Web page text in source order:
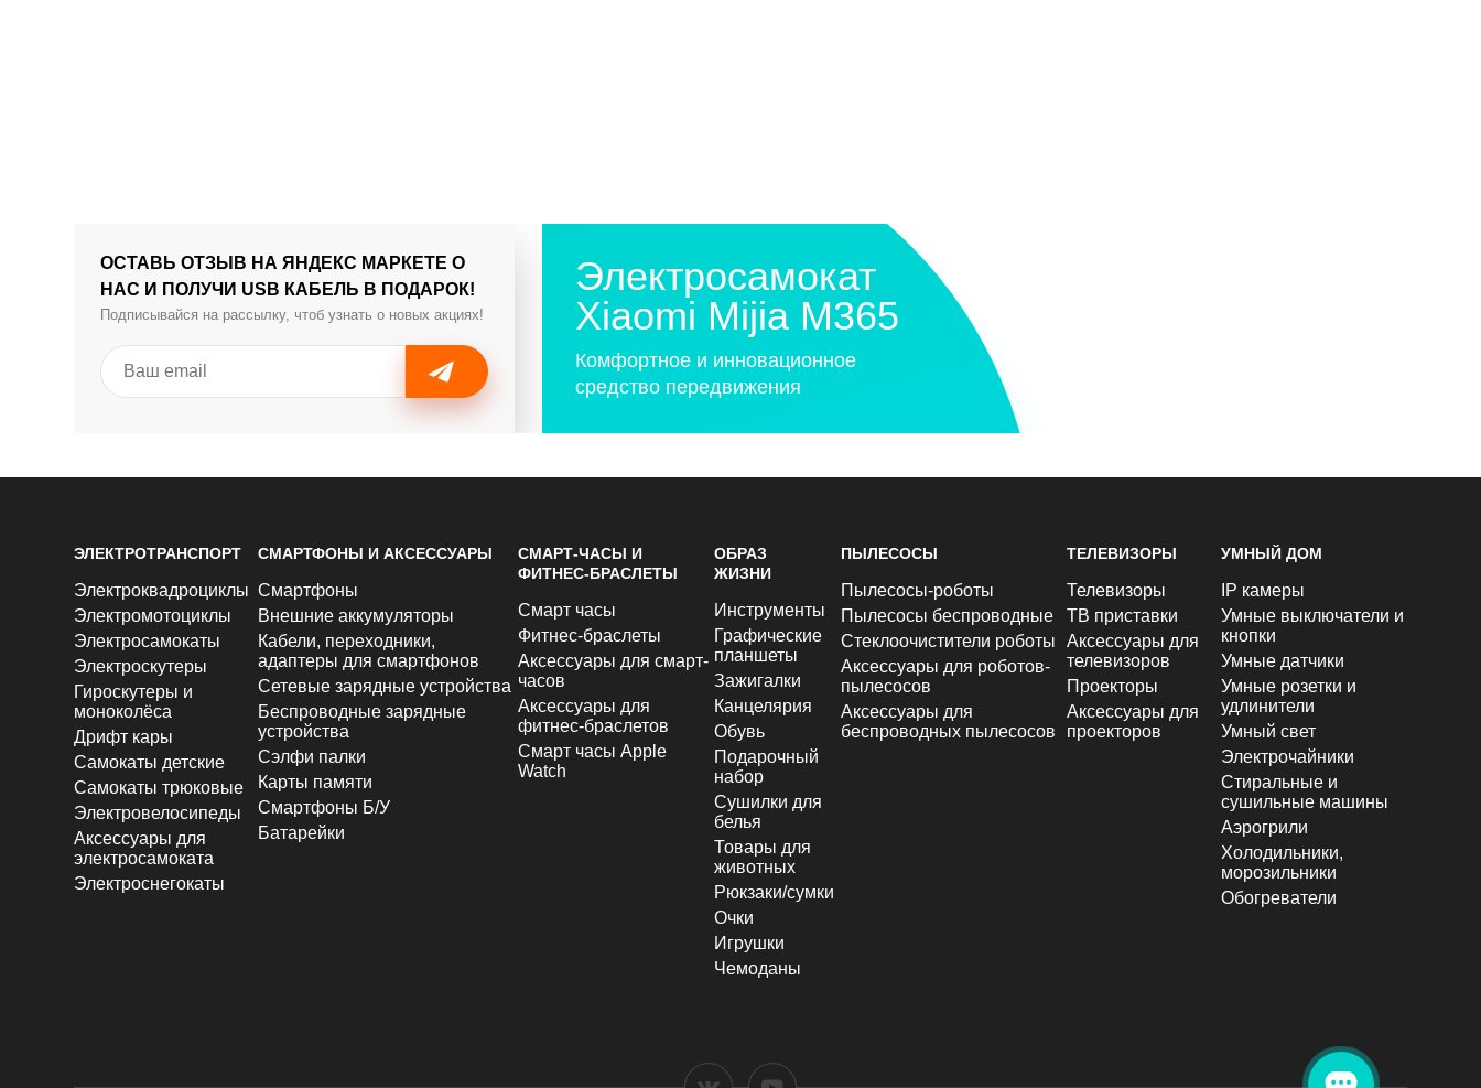
ОСТАВЬ ОТЗЫВ НА ЯНДЕКС МАРКЕТЕ О
НАС И ПОЛУЧИ USB КАБЕЛЬ В ПОДАРОК!
Подписывайся на рассылку, чтоб узнать о новых акциях!
Электросамокат
Xiaomi Mijia M365
Комфортное и инновационное
средство передвижения
ЭЛЕКТРОТРАНСПОРТ
Электроквадроциклы
Электромотоциклы
Электросамокаты
Электроскутеры
Гироскутеры и
моноколёса
Дрифт кары
Самокаты детские
Самокаты трюковые
Электровелосипеды
Аксессуары для
электросамоката
Электроснегокаты
СМАРТФОНЫ И АКСЕССУАРЫ
Смартфоны
Внешние аккумуляторы
Кабели, переходники,
адаптеры для смартфонов
Сетевые зарядные устройства
Беспроводные зарядные
устройства
Сэлфи палки
Карты памяти
Смартфоны Б/У
Батарейки
СМАРТ-ЧАСЫ И
ФИТНЕС-БРАСЛЕТЫ
Смарт часы
Фитнес-браслеты
Аксессуары для смарт-
часов
Аксессуары для
фитнес-браслетов
Смарт часы Apple
Watch
ОБРАЗ
ЖИЗНИ
Инструменты
Графические
планшеты
Зажигалки
Канцелярия
Обувь
Подарочный
набор
Сушилки для
белья
Товары для
животных
Рюкзаки/сумки
Очки
Игрушки
Чемоданы
ПЫЛЕСОСЫ
Пылесосы-роботы
Пылесосы беспроводные
Стеклоочистители роботы
Аксессуары для роботов-
пылесосов
Аксессуары для
беспроводных пылесосов
ТЕЛЕВИЗОРЫ
Телевизоры
ТВ приставки
Аксессуары для
телевизоров
Проекторы
Аксессуары для
проекторов
УМНЫЙ ДОМ
IP камеры
Умные выключатели и
кнопки
Умные датчики
Умные розетки и
удлинители
Умный свет
Электрочайники
Стиральные и
сушильные машины
Аэрогрили
Холодильники,
морозильники
Обогреватели